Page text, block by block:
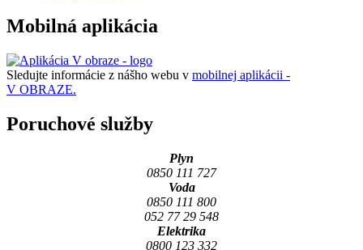
Mobilná aplikácia
Sledujte informácie z nášho webu v mobilnej aplikácii -
V OBRAZE.
Poruchové služby
Plyn
0850 111 727
Voda
0850 111 800
052 77 29 548
Elektrika
0800 123 332